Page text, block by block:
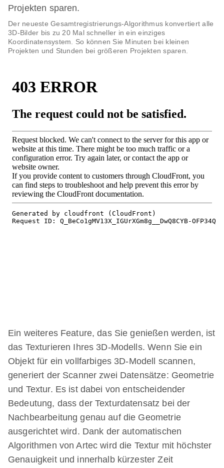
Projekten sparen.
Der neueste Gesamtregistrierungs-Algorithmus konvertiert alle
3D-Bilder bis zu 20 Mal schneller in ein einziges
Koordinatensystem. So können Sie Minuten bei kleinen
Projekten und Stunden bei größeren Projekten sparen.
Ein weiteres Feature, das Sie genießen werden, ist
das Texturieren Ihres 3D-Modells. Wenn Sie ein
Objekt für ein vollfarbiges 3D-Modell scannen,
generiert der Scanner zwei Datensätze: Geometrie
und Textur. Es ist dabei von entscheidender
Bedeutung, dass der Texturdatensatz bei der
Nachbearbeitung genau auf die Geometrie
ausgerichtet wird. Dank der automatischen
Algorithmen von Artec wird die Textur mit höchster
Genauigkeit und innerhalb kürzester Zeit